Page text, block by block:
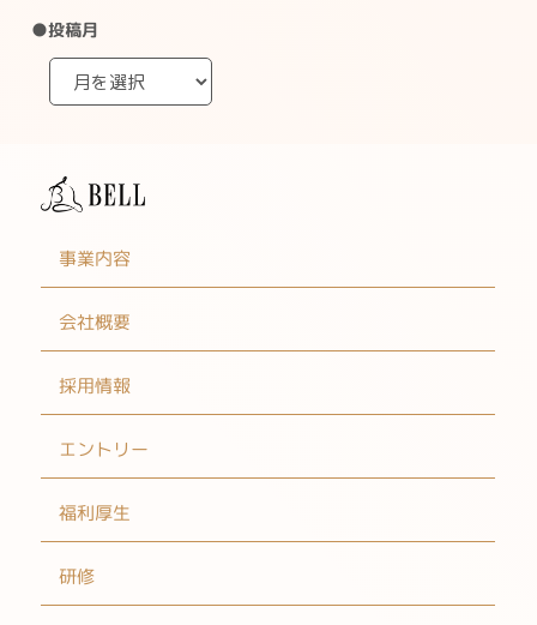
●投稿月
事業内容
会社概要
採用情報
エントリー
福利厚生
研修